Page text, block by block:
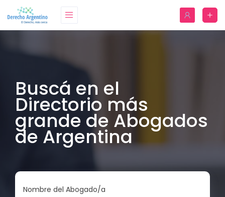
Buscá en el
Directorio más
grande de Abogados
de Argentina
Nombre del Abogado/a